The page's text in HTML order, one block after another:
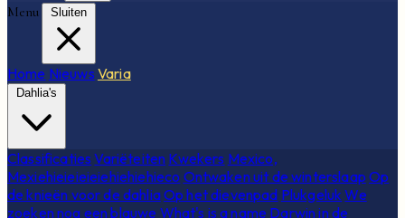
Menu Sluiten
Home Nieuws Varia
Dahlia's
Classificaties Variëteiten Kwekers Mexico,
Mexiehieieieieiehiehiehieco Ontwaken uit de winterslaap Op
de knieën voor de dahliaOp het dievenpad Plukgeluk We
zoeken nog een blauwe What's is a name Darwin in de